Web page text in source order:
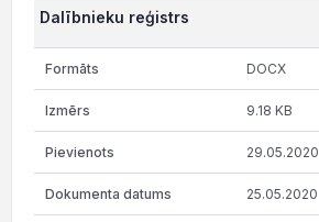
Dalībnieku reģistrs
DOCX
9.18 KB
29.05.2020
25.05.2020